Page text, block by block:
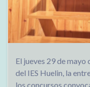
El jueves 29 de mayo
del IES Huelin, la
los concursos